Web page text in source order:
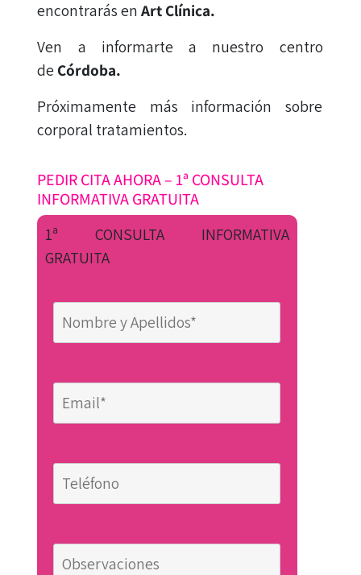
encontrarás enArt Clínica.
Ven a informarte a nuestro centro
de Córdoba.
Próximamente más información sobre
corporal tratamientos.
PEDIR CITA AHORA – 1ª CONSULTA
INFORMATIVA GRATUITA
1ª CONSULTA INFORMATIVA
GRATUITA